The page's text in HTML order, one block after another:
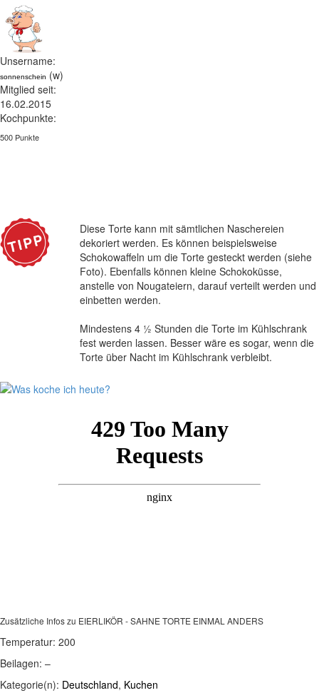
Unsername:
sonnenschein (w)
Mitglied seit:
16.02.2015
Kochpunkte:
500 Punkte
Diese Torte kann mit sämtlichen Naschereien
dekoriert werden. Es können beispielsweise
Schokowaffeln um die Torte gesteckt werden (siehe
Foto). Ebenfalls können kleine Schokoküsse,
anstelle von Nougateiern, darauf verteilt werden und
einbetten werden.
Mindestens 4 ½ Stunden die Torte im Kühlschrank
fest werden lassen. Besser wäre es sogar, wenn die
Torte über Nacht im Kühlschrank verbleibt.
Zusätzliche Infos zu EIERLIKÖR - SAHNE TORTE EINMAL ANDERS
Temperatur: 200
Beilagen: –
Kategorie(n): Deutschland, Kuchen